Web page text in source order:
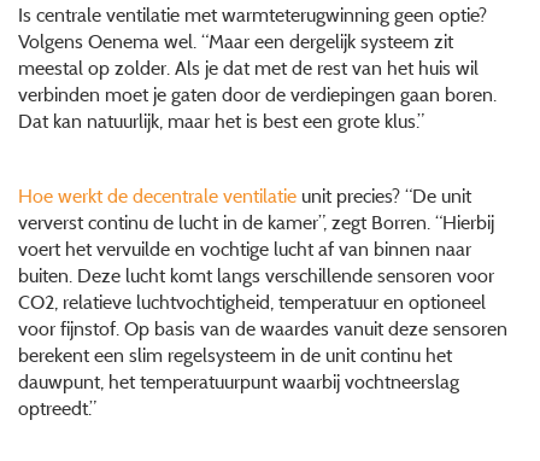
Is centrale ventilatie met warmteterugwinning geen optie?
Volgens Oenema wel. “Maar een dergelijk systeem zit
meestal op zolder. Als je dat met de rest van het huis wil
verbinden moet je gaten door de verdiepingen gaan boren.
Dat kan natuurlijk, maar het is best een grote klus.”
Hoe werkt de decentrale ventilatie unit precies? “De unit
ververst continu de lucht in de kamer”, zegt Borren. “Hierbij
voert het vervuilde en vochtige lucht af van binnen naar
buiten. Deze lucht komt langs verschillende sensoren voor
CO2, relatieve luchtvochtigheid, temperatuur en optioneel
voor fijnstof. Op basis van de waardes vanuit deze sensoren
berekent een slim regelsysteem in de unit continu het
dauwpunt, het temperatuurpunt waarbij vochtneerslag
optreedt.”